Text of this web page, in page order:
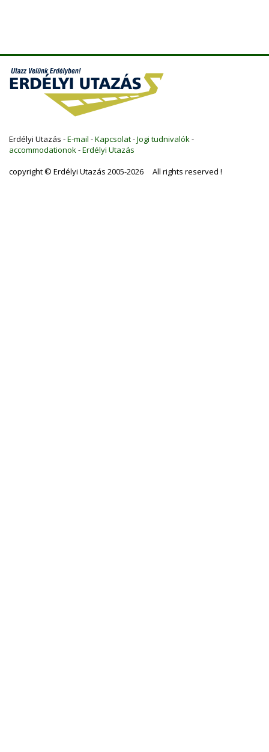
Erdélyi Utazás -E-mail -Kapcsolat-Jogi tudnivalók -
accommodationok -Erdélyi Utazás
copyright © Erdélyi Utazás 2005-2026 All rights reserved !